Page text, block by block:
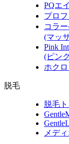
PQエ
プロ
コラ
(マッ
Pink
(ピン
ホク
脱毛
脱毛
メデ